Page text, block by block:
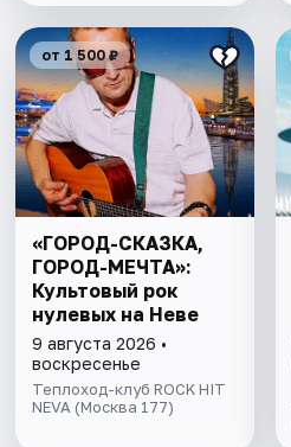
от 1 500 ₽
«ГОРОД-СКАЗКА,
ГОРОД-МЕЧТА»:
Культовый рок
нулевых на Неве
9 августа 2026 •
воскресенье
Теплоход-клуб ROCK HIT
NEVA (Москва 177)